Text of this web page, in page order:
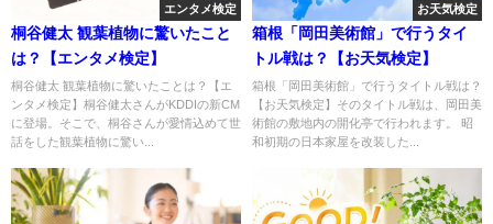
エンタメ検定
桐谷健太 観葉植物に驚いたこと
は？【エンタメ検定】
桐谷健太 観葉植物に驚いたことは？【エ
ンタメ検定】桐谷健太さんがKDDIの新CM
に登場。そこで、桐谷さんが愛情込めて世
話をした観葉植物に驚い...
お天気検定
箱根「岡田美術館」で行うタイ
トル戦は？【お天気検定】
箱根「岡田美術館」で行うタイトル戦は？
【お天気検定】そのタイトル戦は、岡田美
術館の敷地内の開化亭で行われます。 昭
和初期の日本家屋を改装した...